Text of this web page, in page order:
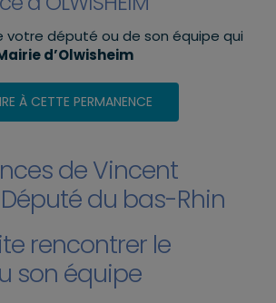
votre député ou de son équipe qui
d’Olwisheim
À CETTE PERMANENCE
de Vincent
du bas-Rhin
rencontrer le
son équipe